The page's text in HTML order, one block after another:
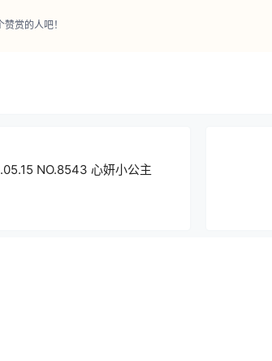
赏的人吧！
NO.8543 心妍小公主